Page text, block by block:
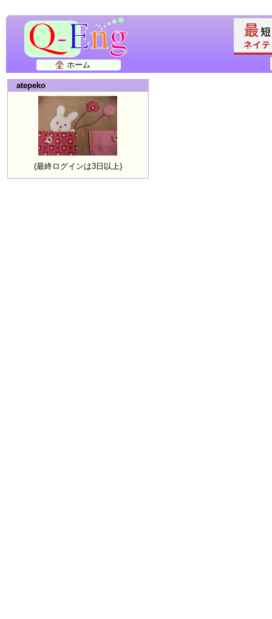
ホーム
atepeko
(最終ログインは3日以上)